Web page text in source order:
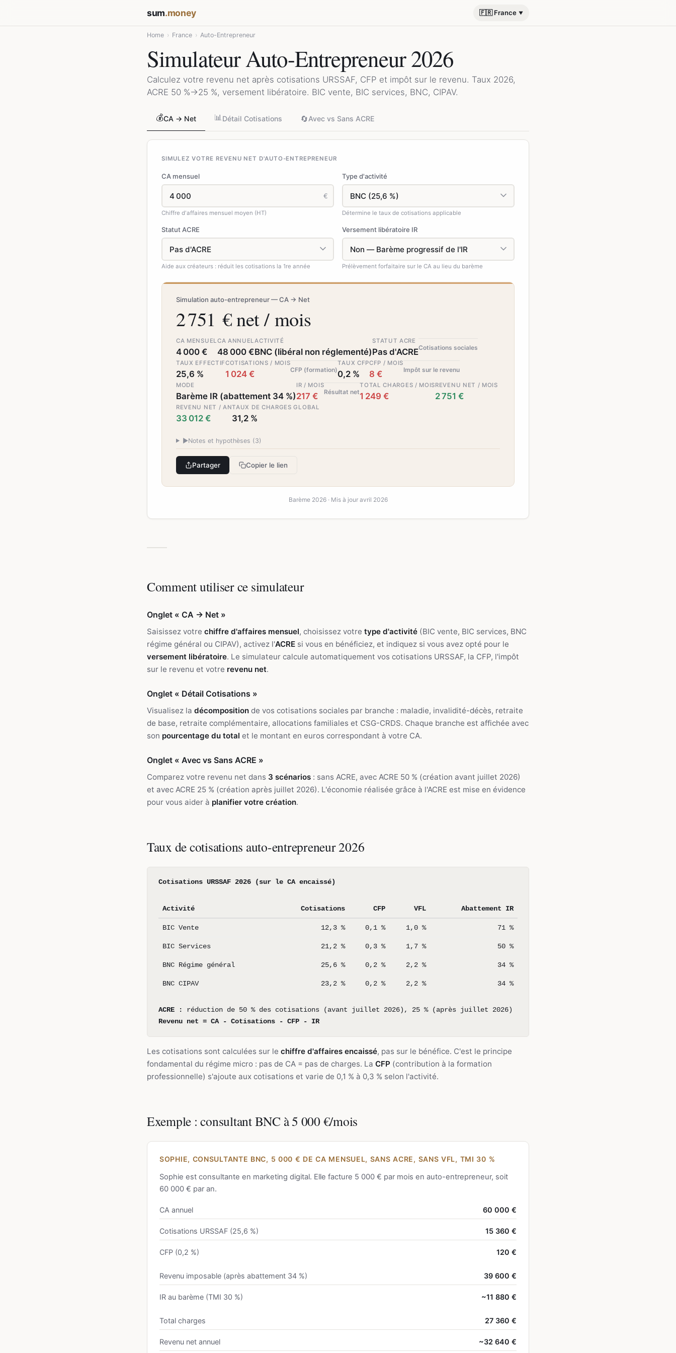
sum.money 🇫🇷 France
Home › France › Auto-Entrepreneur
Simulateur Auto-Entrepreneur 2026
Calculez votre revenu net après cotisations URSSAF, CFP et impôt sur le revenu. Taux 2026,
ACRE 50 %→25 %, versement libératoire. BIC vente, BIC services, BNC, CIPAV.
💰CA → Net 📊Détail Cotisations 🔄Avec vs Sans ACRE
SIMULEZ VOTRE REVENU NET D'AUTO-ENTREPRENEUR
CA mensuel
€
Chiffre d'affaires mensuel moyen (HT)
Type d'activité
Détermine le taux de cotisations applicable
Statut ACRE
Aide aux créateurs : réduit les cotisations la 1re année
Versement libératoire IR
Prélèvement forfaitaire sur le CA au lieu du barème
Simulation auto-entrepreneur — CA → Net
2 751 € net / mois
CA MENSUEL
4 000 €
CA ANNUEL
48 000 €
ACTIVITÉ
BNC (libéral non réglementé)
STATUT ACRE
Pas d'ACRECotisations sociales
TAUX EFFECTIF
25,6 %
COTISATIONS / MOIS
1 024 € CFP (formation)
TAUX CFP
0,2 %
CFP / MOIS
8 € Impôt sur le revenu
MODE
Barème IR (abattement 34 %)
IR / MOIS
217 € Résultat net
TOTAL CHARGES / MOIS
1 249 €
REVENU NET / MOIS
2 751 €
REVENU NET / AN
33 012 €
TAUX DE CHARGES GLOBAL
31,2 %
▶Notes et hypothèses (3)
Partager Copier le lien
Barème 2026 · Mis à jour avril 2026
Comment utiliser ce simulateur
Onglet « CA → Net »
Saisissez votre chiffre d'affaires mensuel, choisissez votre type d'activité (BIC vente, BIC services, BNC
régime général ou CIPAV), activez l'ACRE si vous en bénéficiez, et indiquez si vous avez opté pour le
versement libératoire. Le simulateur calcule automatiquement vos cotisations URSSAF, la CFP, l'impôt
sur le revenu et votre revenu net.
Onglet « Détail Cotisations »
Visualisez la décomposition de vos cotisations sociales par branche : maladie, invalidité-décès, retraite
de base, retraite complémentaire, allocations familiales et CSG-CRDS. Chaque branche est affichée avec
son pourcentage du total et le montant en euros correspondant à votre CA.
Onglet « Avec vs Sans ACRE »
Comparez votre revenu net dans 3 scénarios : sans ACRE, avec ACRE 50 % (création avant juillet 2026)
et avec ACRE 25 % (création après juillet 2026). L'économie réalisée grâce à l'ACRE est mise en évidence
pour vous aider à planifier votre création.
Taux de cotisations auto-entrepreneur 2026
Cotisations URSSAF 2026 (sur le CA encaissé)
Activité Cotisations CFP VFL Abattement IR
BIC Vente 12,3 % 0,1 % 1,0 % 71 %
BIC Services 21,2 % 0,3 % 1,7 % 50 %
BNC Régime général 25,6 % 0,2 % 2,2 % 34 %
BNC CIPAV 23,2 % 0,2 % 2,2 % 34 %
ACRE :
réduction de 50 % des cotisations (avant juillet 2026), 25 % (après juillet 2026)
Revenu net = CA - Cotisations - CFP - IR
Les cotisations sont calculées sur le chiffre d'affaires encaissé, pas sur le bénéfice. C'est le principe
fondamental du régime micro : pas de CA = pas de charges. La CFP (contribution à la formation
professionnelle) s'ajoute aux cotisations et varie de 0,1 % à 0,3 % selon l'activité.
Exemple : consultant BNC à 5 000 €/mois
SOPHIE, CONSULTANTE BNC, 5 000 € DE CA MENSUEL, SANS ACRE, SANS VFL, TMI 30 %
Sophie est consultante en marketing digital. Elle facture 5 000 € par mois en auto-entrepreneur, soit
60 000 € par an.
CA annuel 60 000 €
Cotisations URSSAF (25,6 %) 15 360 €
CFP (0,2 %) 120 €
Revenu imposable (après abattement 34 %) 39 600 €
IR au barème (TMI 30 %) ~11 880 €
Total charges 27 360 €
Revenu net annuel ~32 640 €